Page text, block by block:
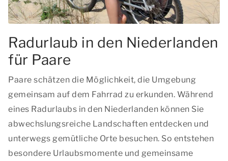
Radurlaub in den Niederlanden
für Paare
Paare schätzen die Möglichkeit, die Umgebung
gemeinsam auf dem Fahrrad zu erkunden. Während
eines Radurlaubs in den Niederlanden können Sie
abwechslungsreiche Landschaften entdecken und
unterwegs gemütliche Orte besuchen. So entstehen
besondere Urlaubsmomente und gemeinsame